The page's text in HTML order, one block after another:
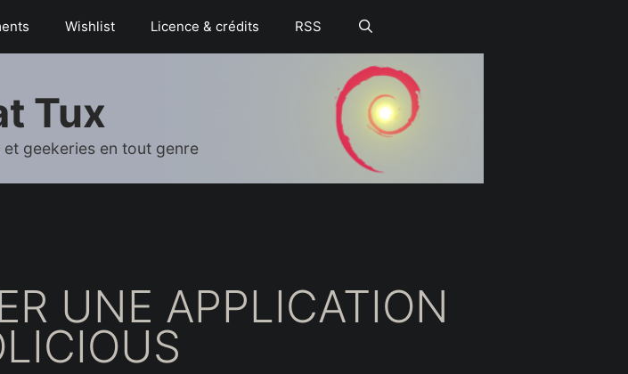
Wishlist Licence & crédits RSS
Tux
et geekeries en tout genre
UNE APPLICATION